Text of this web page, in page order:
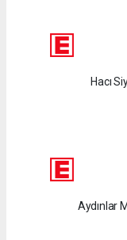
Hacı
Aydınlar